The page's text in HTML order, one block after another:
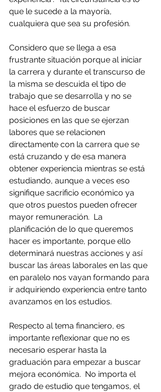
que le sucede a la mayoría,
cualquiera que sea su profesión.
Considero que se llega a esa
frustrante situación porque al iniciar
la carrera y durante el transcurso de
la misma se descuida el tipo de
trabajo que se desarrolla y no se
hace el esfuerzo de buscar
posiciones en las que se ejerzan
labores que se relacionen
directamente con la carrera que se
está cruzando y de esa manera
obtener experiencia mientras se está
estudiando, aunque a veces eso
signifique sacrificio económico ya
que otros puestos pueden ofrecer
mayor remuneración.  La
planificación de lo que queremos
hacer es importante, porque ello
determinará nuestras acciones y así
buscar las áreas laborales en las que
en paralelo nos vayan formando para
ir adquiriendo experiencia entre tanto
avanzamos en los estudios.
Respecto al tema financiero, es
importante reflexionar que no es
necesario esperar hasta la
graduación para empezar a buscar
mejora económica.  No importa el
grado de estudio que tengamos, el